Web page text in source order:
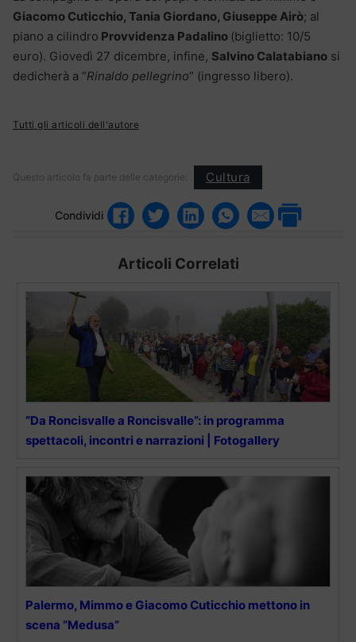
Giacomo Cuticchio, Tania Giordano, Giuseppe Airò; al
piano a cilindro Provvidenza Padalino (biglietto: 10/5
euro). Giovedì 27 dicembre, infine, Salvino Calatabiano si
dedicherà a “Rinaldo pellegrino” (ingresso libero).
Tutti gli articoli dell'autore
Questo articolo fa parte delle categorie: Cultura
Condividi
Articoli Correlati
“Da Roncisvalle a Roncisvalle”: in programma
spettacoli, incontri e narrazioni | Fotogallery
Palermo, Mimmo e Giacomo Cuticchio mettono in
scena “Medusa”